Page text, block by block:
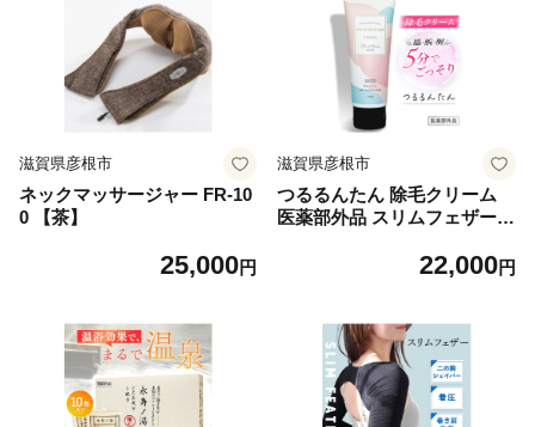
滋賀県彦根市
ネックマッサージャー FR-10
0 【茶】
25,000円
滋賀県彦根市
つるるんたん 除毛クリーム
医薬部外品 スリムフェザー
ムダ毛 剛毛 すね毛 背中 ビタ
剤フリー シリコンフリー レ
ディース 女 女性 メンズ 男
男性 滋賀 彦根
22,000円